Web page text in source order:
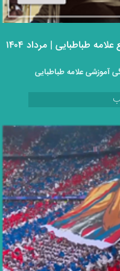
طباطبایی | مرداد ۱۴۰۴
آموزشی علامه طباطبایی